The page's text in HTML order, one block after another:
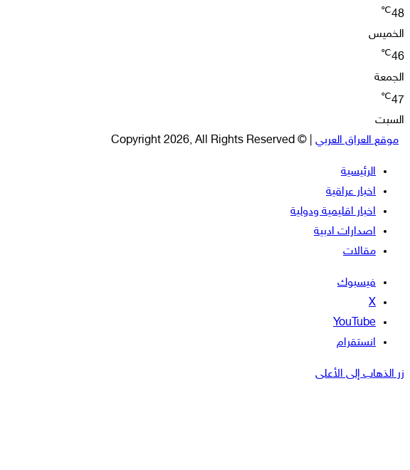
48
℃
الخميس
46
℃
الجمعة
47
℃
السبت
موقع العراق العربي | © Copyright 2026, All Rights Reserved
الرئيسية
اخبار عراقية
اخبار اقليمية ودولية
اصدارات ادبية
مقالات
فيسبوك
‫X
‫YouTube
انستقرام
زر الذهاب إلى الأعلى